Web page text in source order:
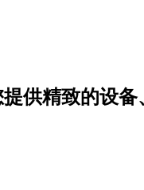
提供精致的设